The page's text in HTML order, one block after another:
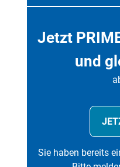
Jetzt
und
Sie haben bereits